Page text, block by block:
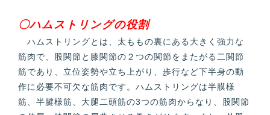
〇ハムストリングの役割
ハムストリングとは、太ももの裏にある大きく強力な
筋肉で、股関節と膝関節の２つの関節をまたがる二関節
筋であり、立位姿勢や立ち上がり、歩行など下半身の動
作に必要不可欠な筋肉です。ハムストリングは半膜様
筋、半腱様筋、大腿二頭筋の3つの筋肉からなり、股関節